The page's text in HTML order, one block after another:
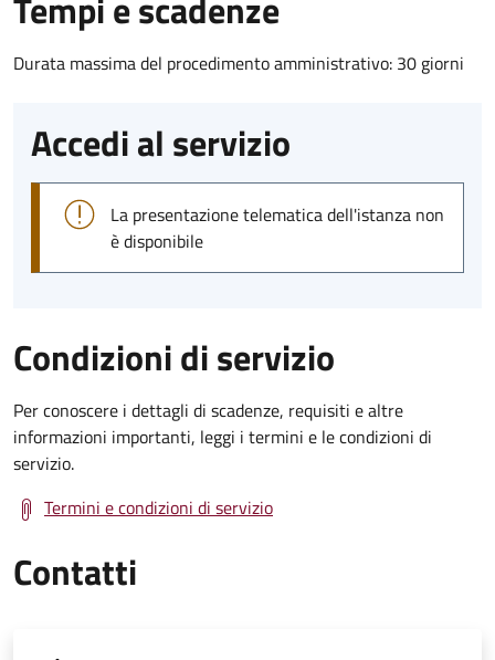
Durata massima del procedimento amministrativo: 30 giorni
Accedi al servizio
La presentazione telematica dell'istanza non
è disponibile
Condizioni di servizio
Per conoscere i dettagli di scadenze, requisiti e altre
informazioni importanti, leggi i termini e le condizioni di
servizio.
Termini e condizioni di servizio
Contatti